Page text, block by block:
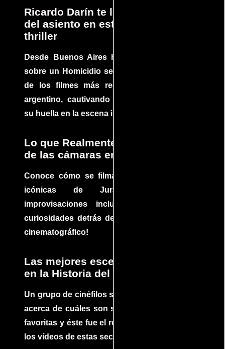
Ricardo Darín te llevará al borde
del asiento en este increíble
thriller
Desde Buenos Aires hasta el mundo, Tesis
sobre un Homicidio se ha convertido en uno
de los filmes más recomendados del cine
argentino, cautivando audiencias y dejando
su huella en la escena internacional.
Lo que Realmente Sucedió detrás
de las cámaras en Jurassic Park
Conoce cómo se filmaron algunas escenas
icónicas de Jurassic Park, con
improvisaciones incluidas. ¡Descubre las
curiosidades detrás del rodaje de un clásico
cinematográfico!
Las mejores escenas de acción
en la Historia del cine
Un grupo de cinéfilos se juntaron para debatir
acerca de cuáles son sus escenas de acción
favoritas y éste fue el resultado. No te pierdas
los vídeos de estas secuencias inolvidables.